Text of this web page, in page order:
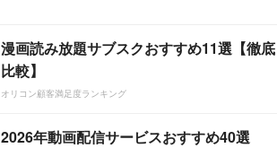
漫画読み放題サブスクおすすめ11選【徹底
比較】
オリコン顧客満足度ランキング
2026年動画配信サービスおすすめ40選